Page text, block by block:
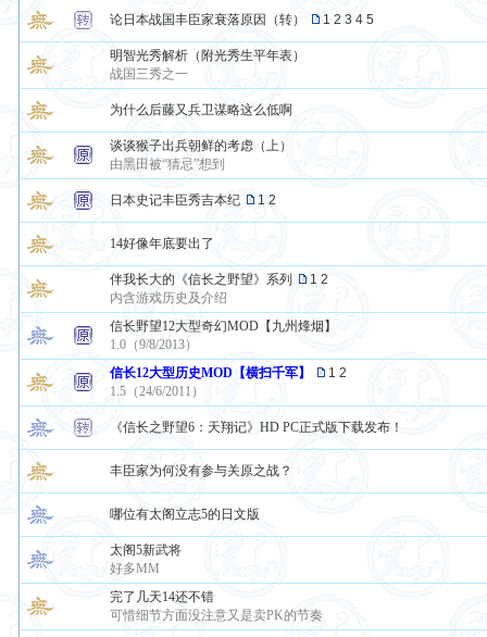
论日本战国丰臣家衰落原因（转） 1 2 3 4 5
明智光秀解析（附光秀生平年表）
战国三秀之一
为什么后藤又兵卫谋略这么低啊
谈谈猴子出兵朝鲜的考虑（上）
由黑田被“猜忌”想到
日本史记丰臣秀吉本纪 1 2
14好像年底要出了
伴我长大的《信长之野望》系列 1 2
内含游戏历史及介绍
信长野望12大型奇幻MOD【九州烽烟】
1.0（9/8/2013）
信长12大型历史MOD【横扫千军】
1 2
1.5（24/6/2011）
《信长之野望6：天翔记》HD PC正式版下载发布！
丰臣家为何没有参与关原之战？
哪位有太阁立志5的日文版
太阁5新武将
好多MM
完了几天14还不错
可惜细节方面没注意又是卖PK的节奏